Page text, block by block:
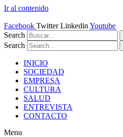
Ir al contenido
Facebook Twitter Linkedin Youtube
Search
Search
INICIO
SOCIEDAD
EMPRESA
CULTURA
SALUD
ENTREVISTA
CONTACTO
Menu